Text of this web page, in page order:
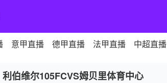
意甲直播 德甲直播 法甲直播 中超直播
利伯维尔105FCVS姆贝里体育中心